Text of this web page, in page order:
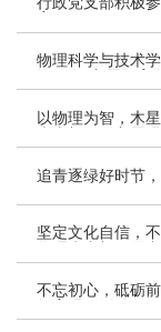
物理科学与技术
以物理为智，木
追青逐绿好时节
坚定文化自信，
不忘初心，砥砺